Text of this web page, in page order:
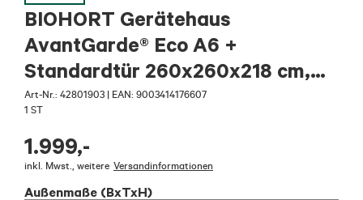
BIOHORT Gerätehaus
AvantGarde® Eco A6 +
Standardtür 260x260x218 cm,
Dunkelgrau-metallic
Art-Nr.: 42801903 | EAN: 9003414176607
1 ST
1.999,-
inkl. Mwst. weitere Versandinformationen
Außenmaße (BxTxH)